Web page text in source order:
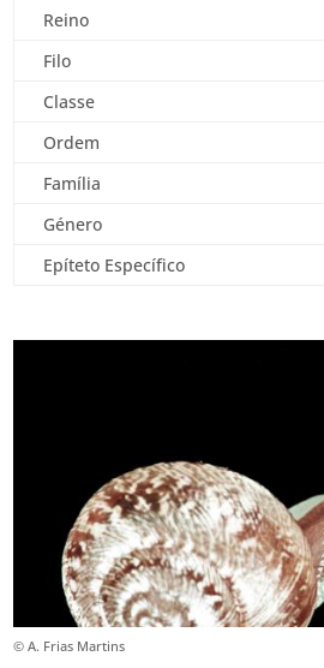
Reino
Filo
Classe
Ordem
Família
Género
Epíteto Específico
© A. Frias Martins